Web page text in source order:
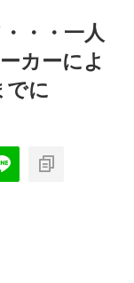
・・一人
カーによ
でに